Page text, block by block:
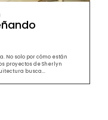
No solo por cómo están
proyectos de Sherlyn
busca...